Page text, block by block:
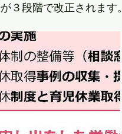
３段階で改正されます。